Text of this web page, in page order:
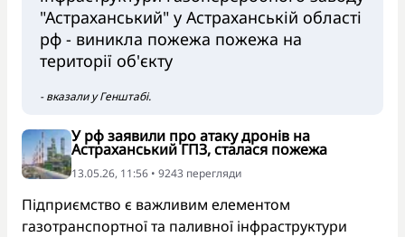
"Астраханський" у Астраханській області
рф - виникла пожежа пожежа на
території об'єкту
- вказали у Генштабі.
У рф заявили про атаку дронів на
Астраханський ГПЗ, сталася пожежа
13.05.26, 11:56 • 9243 перегляди
Підприємство є важливим елементом
газотранспортної та паливної інфраструктури